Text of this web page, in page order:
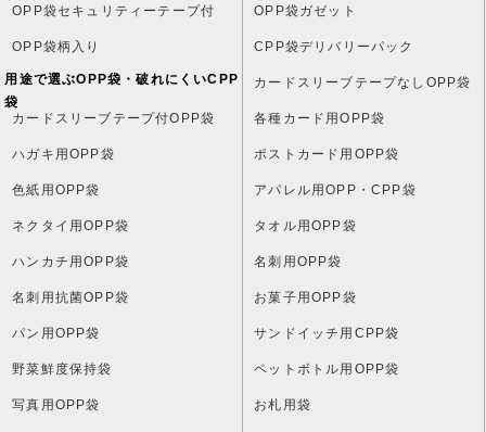
OPP袋セキュリティーテープ付 OPP袋ガゼット
OPP袋柄入り CPP袋デリバリーパック
用途で選ぶOPP袋・破れにくいCPP
袋
カードスリーブテープなしOPP袋
カードスリーブテープ付OPP袋 各種カード用OPP袋
ハガキ用OPP袋 ポストカード用OPP袋
色紙用OPP袋 アパレル用OPP・CPP袋
ネクタイ用OPP袋 タオル用OPP袋
ハンカチ用OPP袋 名刺用OPP袋
名刺用抗菌OPP袋 お菓子用OPP袋
パン用OPP袋 サンドイッチ用CPP袋
野菜鮮度保持袋 ペットボトル用OPP袋
写真用OPP袋 お札用袋